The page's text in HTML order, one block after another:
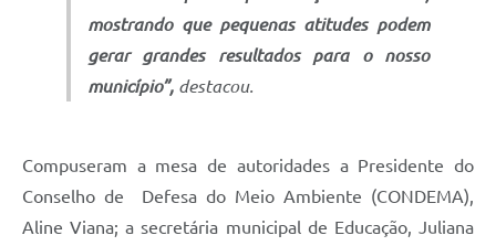
mostrando que pequenas atitudes podem
gerar grandes resultados para o nosso
município”, destacou.
Compuseram a mesa de autoridades a Presidente do
Conselho de Defesa do Meio Ambiente (CONDEMA),
Aline Viana; a secretária municipal de Educação, Juliana